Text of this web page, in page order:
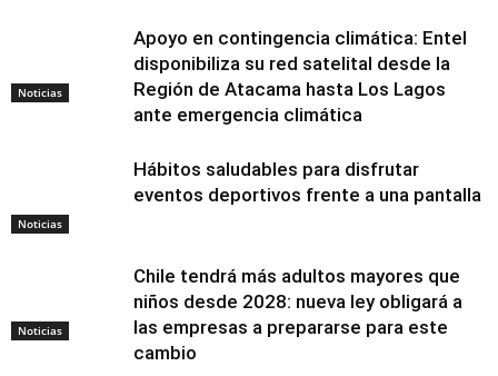
Noticias
Apoyo en contingencia climática: Entel
disponibiliza su red satelital desde la
Región de Atacama hasta Los Lagos
ante emergencia climática
Noticias
Hábitos saludables para disfrutar
eventos deportivos frente a una pantalla
Noticias
Chile tendrá más adultos mayores que
niños desde 2028: nueva ley obligará a
las empresas a prepararse para este
cambio